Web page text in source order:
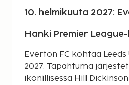
10. helmikuuta 2027:
Hanki Premier
Everton FC kohtaa
2027. Tapahtuma
ikonillisessa Hill